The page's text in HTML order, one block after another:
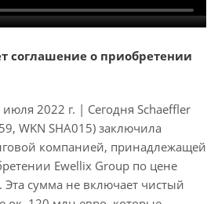
соглашение о приобретении
2022 г. | Сегодня Schaeffler
WKN SHA015) заключила
компанией, принадлежащей
Ewellix Group по цене
сумма не включает чистый